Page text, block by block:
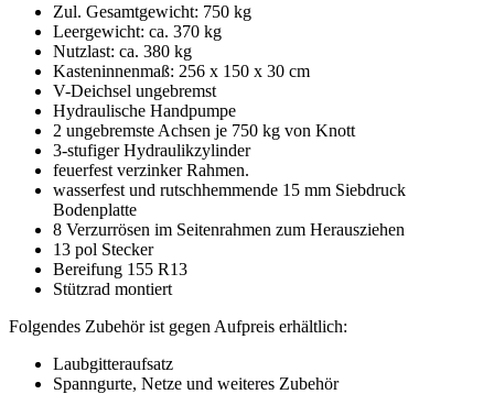
Zul. Gesamtgewicht: 750 kg
Leergewicht: ca. 370 kg
Nutzlast: ca. 380 kg
Kasteninnenmaß: 256 x 150 x 30 cm
V-Deichsel ungebremst
Hydraulische Handpumpe
2 ungebremste Achsen je 750 kg von Knott
3-stufiger Hydraulikzylinder
feuerfest verzinker Rahmen.
wasserfest und rutschhemmende 15 mm Siebdruck
Bodenplatte
8 Verzurrösen im Seitenrahmen zum Herausziehen
13 pol Stecker
Bereifung 155 R13
Stützrad montiert
Folgendes Zubehör ist gegen Aufpreis erhältlich:
Laubgitteraufsatz
Spanngurte, Netze und weiteres Zubehör